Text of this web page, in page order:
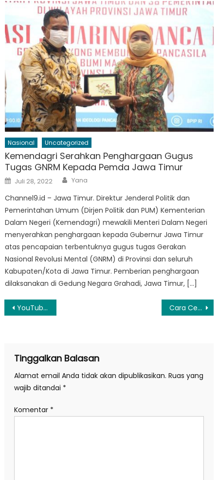
Nasional Uncategorized
Kemendagri Serahkan Penghargaan Gugus
Tugas GNRM Kepada Pemda Jawa Timur
Posted
on
Juli 28, 2022 Author
Yana
Channel9.id – Jawa Timur. Direktur Jenderal Politik dan
Pemerintahan Umum (Dirjen Politik dan PUM) Kementerian
Dalam Negeri (Kemendagri) mewakili Menteri Dalam Negeri
menyerahkan penghargaan kepada Gubernur Jawa Timur
atas pencapaian terbentuknya gugus tugas Gerakan
Nasional Revolusi Mental (GNRM) di Provinsi dan seluruh
Kabupaten/Kota di Jawa Timur. Pemberian penghargaan
dilaksanakan di Gedung Negara Grahadi, Jawa Timur, […]
Navigasi
YouTube Rilis Go Live Together, Host Bisa Undang Siapa Pun Jadi Co-Host Cara Cegah Kanker Pada Anak dan Dewasa Berbeda, Ini Harus Diperhatikan
Tinggalkan Balasan
Alamat email Anda tidak akan dipublikasikan. Ruas yang
wajib ditandai *
Komentar *